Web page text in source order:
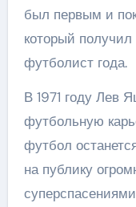
был первым и
который
футболист года.
В 1971 году Лев
футбольную
футбол
на публику